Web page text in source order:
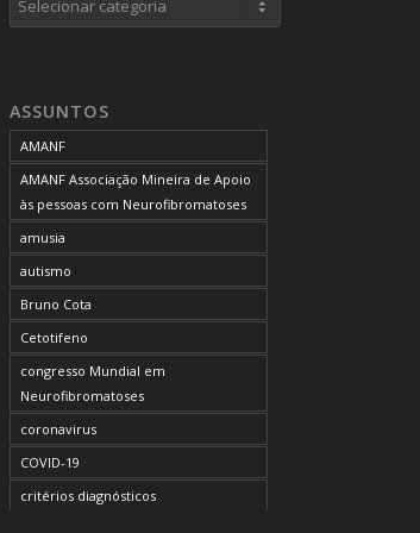
neurofibromas cutâneos
neurofibromatose do tipo 2
neurofibromatoses
OCUPAÇÃO DO BLOG
onde tratar
problemas comportamentais
reunião mensal da AMANF
selumetinibe
Sem categoria
SUS
TDAH
tratamento
ASSUNTOS
AMANF
AMANF Associação Mineira de Apoio
às pessoas com Neurofibromatoses
amusia
autismo
Bruno Cota
Cetotifeno
congresso Mundial em
Neurofibromatoses
coronavirus
COVID-19
critérios diagnósticos